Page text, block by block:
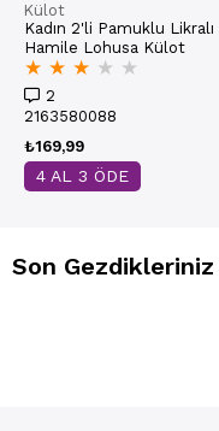
Külot
Kadın 2'li Pamuklu Likralı
Hamile Lohusa Külot
★ ★ ★ ★ ★
2
2163580088
₺169,99
4 AL 3 ÖDE
Son Gezdikleriniz